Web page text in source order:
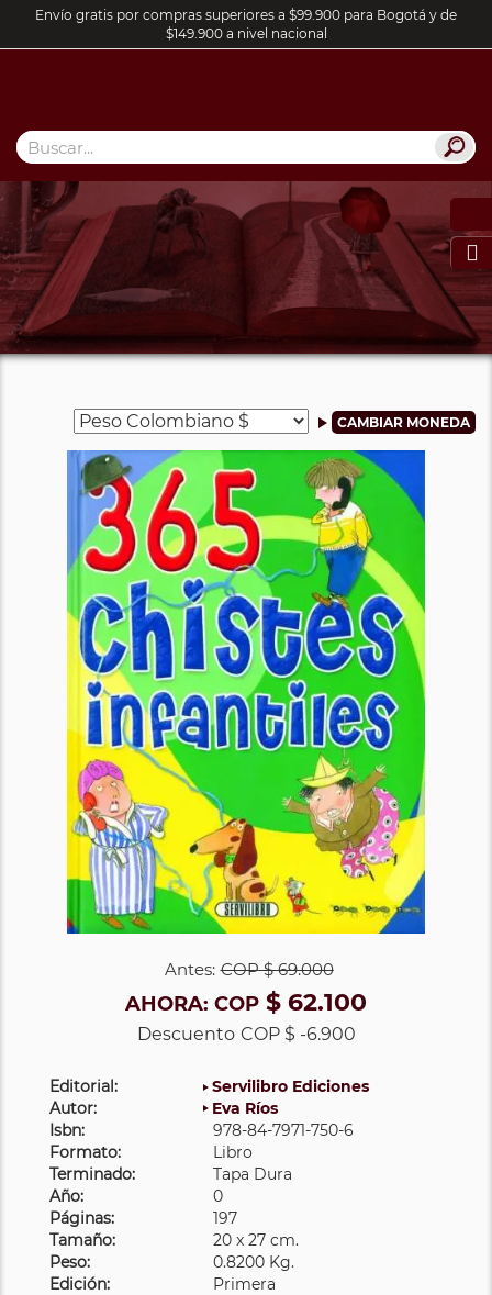
Envío gratis por compras superiores a $99.900 para Bogotá y de
$149.900 a nivel nacional

Antes: COP$ 69.000
AHORA: COP $ 62.100
Descuento COP $ -6.900
Editorial:
Servilibro Ediciones
Autor:
Eva Ríos
Isbn:
978-84-7971-750-6
Formato:
Libro
Terminado:
Tapa Dura
Año:
0
Páginas:
197
Tamaño:
20 x 27 cm.
Peso:
0.8200 Kg.
Edición:
Primera